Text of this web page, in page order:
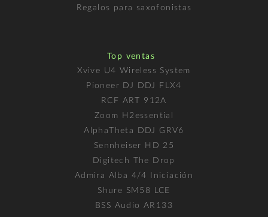
Regalos para saxofonistas
Top ventas
Xvive U4 Wireless System
Pioneer DJ DDJ FLX4
RCF ART 912A
Zoom H2essential
AlphaTheta DDJ GRV6
Sennheiser HD 25
Digitech The Drop
Admira Alba 4/4 Iniciación
Shure SM58 LCE
BSS Audio AR133